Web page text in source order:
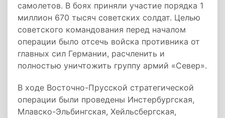
самолетов. В боях приняли участие порядка 1
миллион 670 тысяч советских солдат. Целью
советского командования перед началом
операции было отсечь войска противника от
главных сил Германии, расчленить и
полностью уничтожить группу армий «Север».
В ходе Восточно-Прусской стратегической
операции были проведены Инстербургская,
Млавско-Эльбингская, Хейльсбергская,